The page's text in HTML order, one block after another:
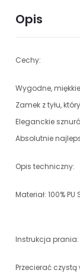
Opis
Cechy:
Wygodne,
Zamek z tyłu,
Eleganckie
Absolutnie
Opis techniczny:
Materiał: 100% PU
Instrukcja prania:
Przecierać